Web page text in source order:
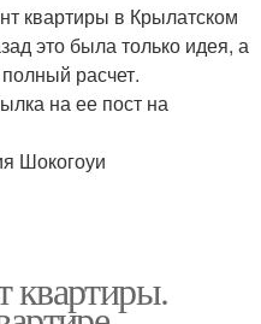
квартиры в Крылатском
это была только идея, а
расчет.
на ее пост на
Шокогоуи
квартиры.